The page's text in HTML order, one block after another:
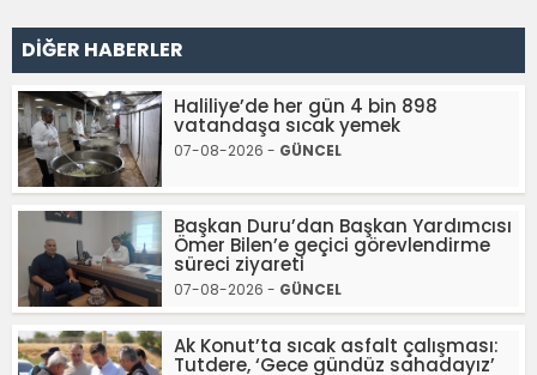
DİĞER HABERLER
Haliliye’de her gün 4 bin 898
vatandaşa sıcak yemek
07-08-2026 - GÜNCEL
Başkan Duru’dan Başkan Yardımcısı
Ömer Bilen’e geçici görevlendirme
süreci ziyareti
07-08-2026 - GÜNCEL
Ak Konut’ta sıcak asfalt çalışması:
Tutdere, ‘Gece gündüz sahadayız’